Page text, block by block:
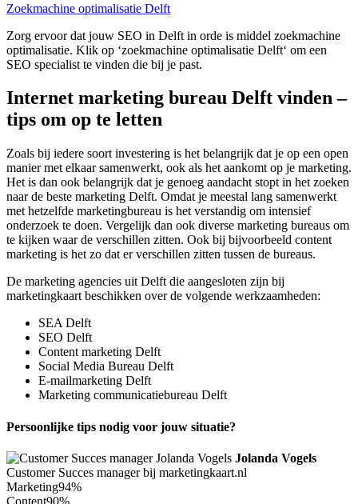
Zoekmachine optimalisatie Delft
Zorg ervoor dat jouw SEO in Delft in orde is middel zoekmachine
optimalisatie. Klik op ‘zoekmachine optimalisatie Delft‘ om een
SEO specialist te vinden die bij je past.
Internet marketing bureau Delft vinden –
tips om op te letten
Zoals bij iedere soort investering is het belangrijk dat je op een open
manier met elkaar samenwerkt, ook als het aankomt op je marketing.
Het is dan ook belangrijk dat je genoeg aandacht stopt in het zoeken
naar de beste marketing Delft. Omdat je meestal lang samenwerkt
met hetzelfde marketingbureau is het verstandig om intensief
onderzoek te doen. Vergelijk dan ook diverse marketing bureaus om
te kijken waar de verschillen zitten. Ook bij bijvoorbeeld content
marketing is het zo dat er verschillen zitten tussen de bureaus.
De marketing agencies uit Delft die aangesloten zijn bij
marketingkaart beschikken over de volgende werkzaamheden:
SEA Delft
SEO Delft
Content marketing Delft
Social Media Bureau Delft
E-mailmarketing Delft
Marketing communicatiebureau Delft
Persoonlijke tips nodig voor jouw situatie?
Jolanda Vogels
Customer Succes manager bij marketingkaart.nl
Marketing94%
Content90%